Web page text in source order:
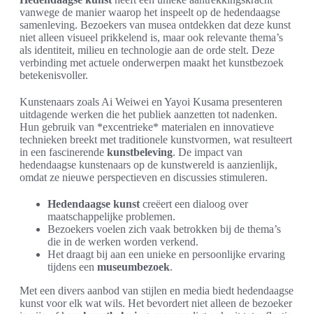
vanwege de manier waarop het inspeelt op de hedendaagse
samenleving. Bezoekers van musea ontdekken dat deze kunst
niet alleen visueel prikkelend is, maar ook relevante thema’s
als identiteit, milieu en technologie aan de orde stelt. Deze
verbinding met actuele onderwerpen maakt het kunstbezoek
betekenisvoller.
Kunstenaars zoals Ai Weiwei en Yayoi Kusama presenteren
uitdagende werken die het publiek aanzetten tot nadenken.
Hun gebruik van *excentrieke* materialen en innovatieve
technieken breekt met traditionele kunstvormen, wat resulteert
in een fascinerende kunstbeleving. De impact van
hedendaagse kunstenaars op de kunstwereld is aanzienlijk,
omdat ze nieuwe perspectieven en discussies stimuleren.
Hedendaagse kunst creëert een dialoog over
maatschappelijke problemen.
Bezoekers voelen zich vaak betrokken bij de thema’s
die in de werken worden verkend.
Het draagt bij aan een unieke en persoonlijke ervaring
tijdens een museumbezoek.
Met een divers aanbod van stijlen en media biedt hedendaagse
kunst voor elk wat wils. Het bevordert niet alleen de bezoeker